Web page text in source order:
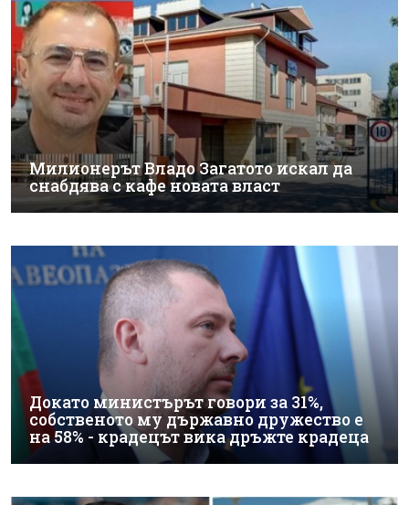
Милионерът Владо Загатото искал да
снабдява с кафе новата власт
Докато министърът говори за 31%,
собственото му държавно дружество е
на 58% - крадецът вика дръжте крадеца